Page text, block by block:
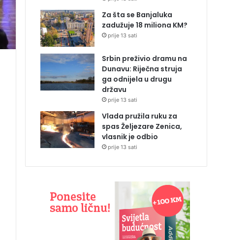
Za šta se Banjaluka
zadužuje 18 miliona KM?
prije 13 sati
Srbin preživio dramu na
Dunavu: Riječna struja
ga odnijela u drugu
državu
prije 13 sati
Vlada pružila ruku za
spas Željezare Zenica,
vlasnik je odbio
prije 13 sati